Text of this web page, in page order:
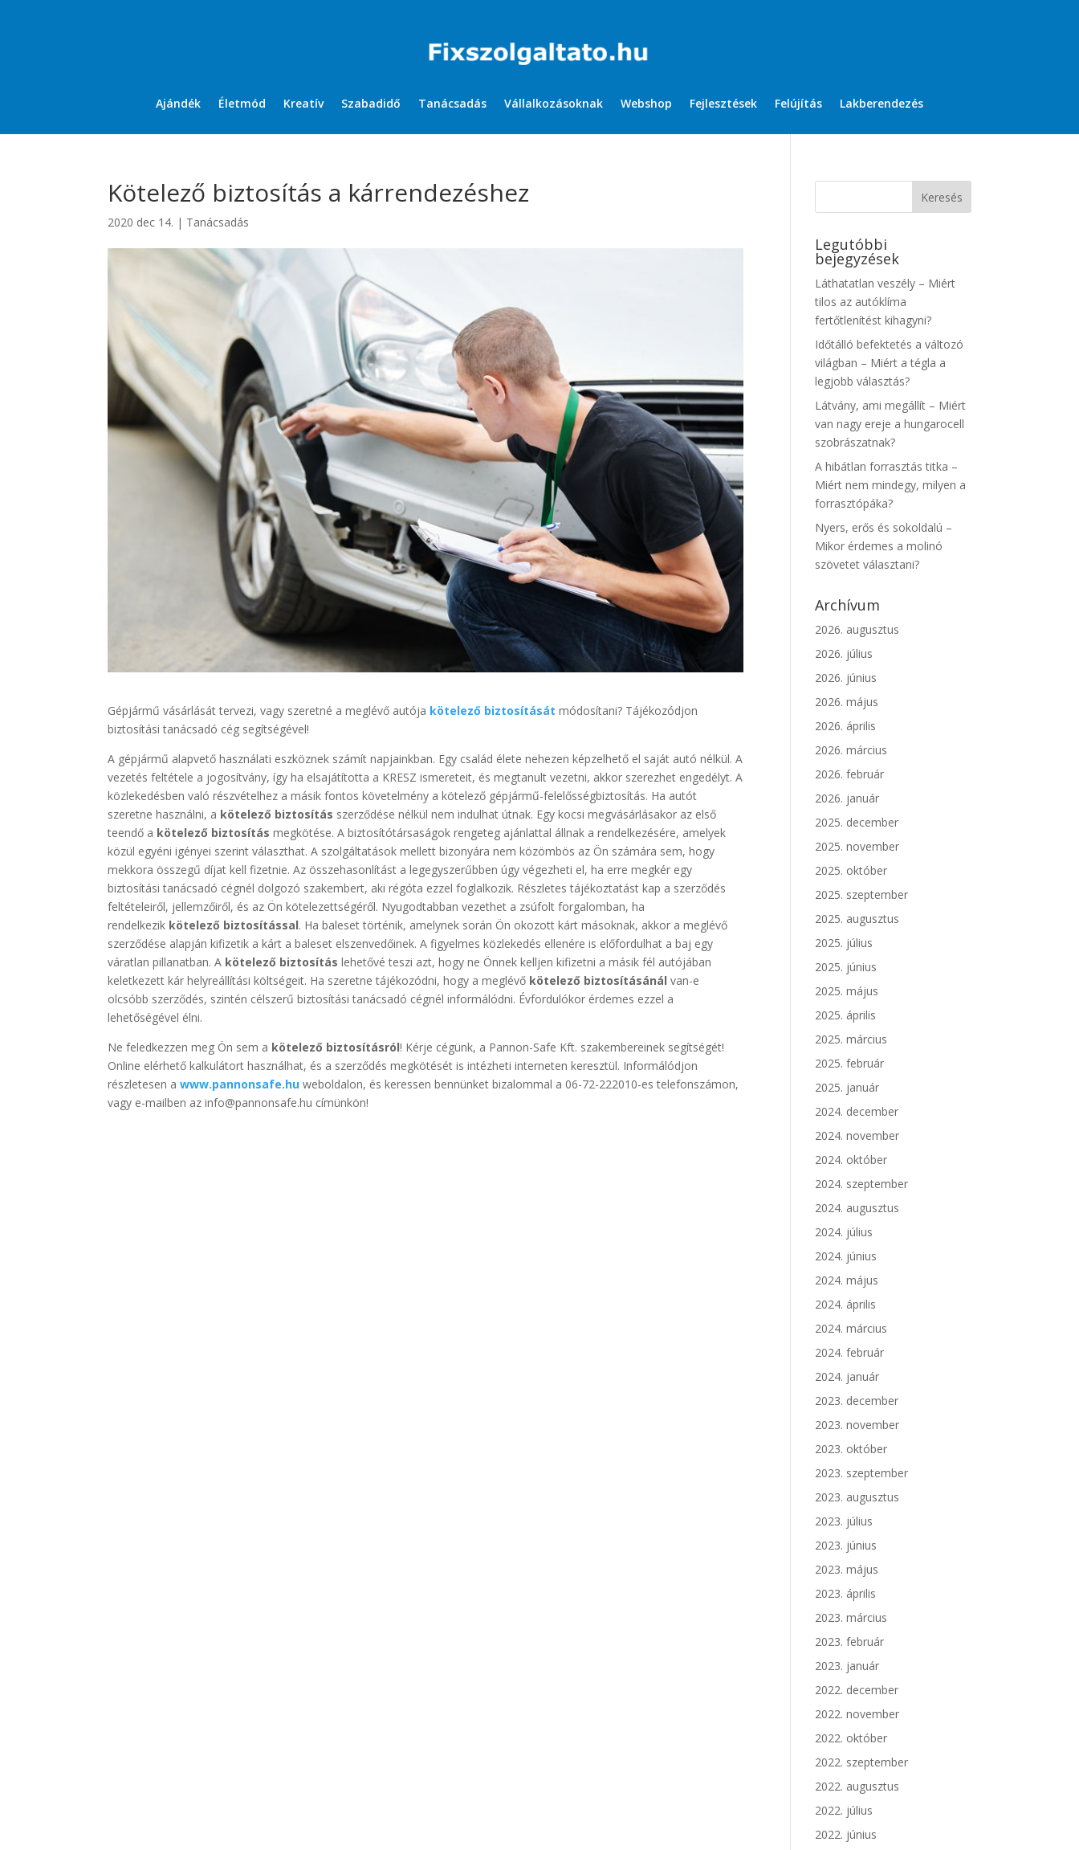
Ajándék Életmód Kreatív Szabadidő Tanácsadás Vállalkozásoknak Webshop Fejlesztések Felújítás Lakberendezés
Kötelező biztosítás a kárrendezéshez
2020 dec 14. | Tanácsadás
Gépjármű vásárlását tervezi, vagy szeretné a meglévő autója kötelező biztosítását módosítani? Tájékozódjon
biztosítási tanácsadó cég segítségével!
A gépjármű alapvető használati eszköznek számít napjainkban. Egy család élete nehezen képzelhető el saját autó nélkül. A
vezetés feltétele a jogosítvány, így ha elsajátította a KRESZ ismereteit, és megtanult vezetni, akkor szerezhet engedélyt. A
közlekedésben való részvételhez a másik fontos követelmény a kötelező gépjármű-felelősségbiztosítás. Ha autót
szeretne használni, a kötelező biztosítás szerződése nélkül nem indulhat útnak. Egy kocsi megvásárlásakor az első
teendő a kötelező biztosítás megkötése. A biztosítótársaságok rengeteg ajánlattal állnak a rendelkezésére, amelyek
közül egyéni igényei szerint választhat. A szolgáltatások mellett bizonyára nem közömbös az Ön számára sem, hogy
mekkora összegű díjat kell fizetnie. Az összehasonlítást a legegyszerűbben úgy végezheti el, ha erre megkér egy
biztosítási tanácsadó cégnél dolgozó szakembert, aki régóta ezzel foglalkozik. Részletes tájékoztatást kap a szerződés
feltételeiről, jellemzőiről, és az Ön kötelezettségéről. Nyugodtabban vezethet a zsúfolt forgalomban, ha
rendelkezik kötelező biztosítással. Ha baleset történik, amelynek során Ön okozott kárt másoknak, akkor a meglévő
szerződése alapján kifizetik a kárt a baleset elszenvedőinek. A figyelmes közlekedés ellenére is előfordulhat a baj egy
váratlan pillanatban. A kötelező biztosítás lehetővé teszi azt, hogy ne Önnek kelljen kifizetni a másik fél autójában
keletkezett kár helyreállítási költségeit. Ha szeretne tájékozódni, hogy a meglévő kötelező biztosításánál van-e
olcsóbb szerződés, szintén célszerű biztosítási tanácsadó cégnél informálódni. Évfordulókor érdemes ezzel a
lehetőségével élni.
Ne feledkezzen meg Ön sem a kötelező biztosításról! Kérje cégünk, a Pannon-Safe Kft. szakembereinek segítségét!
Online elérhető kalkulátort használhat, és a szerződés megkötését is intézheti interneten keresztül. Informálódjon
részletesen awww.pannonsafe.hu weboldalon, és keressen bennünket bizalommal a 06-72-222010-es telefonszámon,
vagy e-mailben az info@pannonsafe.hu címünkön!
Legutóbbi
bejegyzések
Láthatatlan veszély – Miért
tilos az autóklíma
fertőtlenítést kihagyni?
Időtálló befektetés a változó
világban – Miért a tégla a
legjobb választás?
Látvány, ami megállít – Miért
van nagy ereje a hungarocell
szobrászatnak?
A hibátlan forrasztás titka –
Miért nem mindegy, milyen a
forrasztópáka?
Nyers, erős és sokoldalú –
Mikor érdemes a molinó
szövetet választani?
Archívum
2026. augusztus
2026. július
2026. június
2026. május
2026. április
2026. március
2026. február
2026. január
2025. december
2025. november
2025. október
2025. szeptember
2025. augusztus
2025. július
2025. június
2025. május
2025. április
2025. március
2025. február
2025. január
2024. december
2024. november
2024. október
2024. szeptember
2024. augusztus
2024. július
2024. június
2024. május
2024. április
2024. március
2024. február
2024. január
2023. december
2023. november
2023. október
2023. szeptember
2023. augusztus
2023. július
2023. június
2023. május
2023. április
2023. március
2023. február
2023. január
2022. december
2022. november
2022. október
2022. szeptember
2022. augusztus
2022. július
2022. június